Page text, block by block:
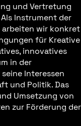
und Vertretung
Instrument der
wir konkret
für Kreative
innovatives
in der
Interessen
und Politik. Das
Umsetzung von
zur Förderung der